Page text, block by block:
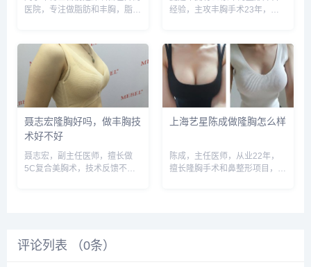
医院，专注做脂肪和丰胸，脂肪
果不错，案例也很多，预约或咨
询添加微信号：wuyoubianmei
或者直接拨打400-6...
经验，主攻丰胸手术23年，副
美者慕名为他而来，只为体验他
精湛的美胸技术。预约或咨询添
加微信号：wuyoubianme...
聂志宏隆胸好吗，做丰胸技
术好不好
聂志宏，副主任医师，擅长做
5C复合美胸术，技术反馈不
上海艺星陈成做隆胸怎么样
陈成，主任医师，从业22年，
擅长隆胸手术和鼻整形项目，术
评论列表 （0条）